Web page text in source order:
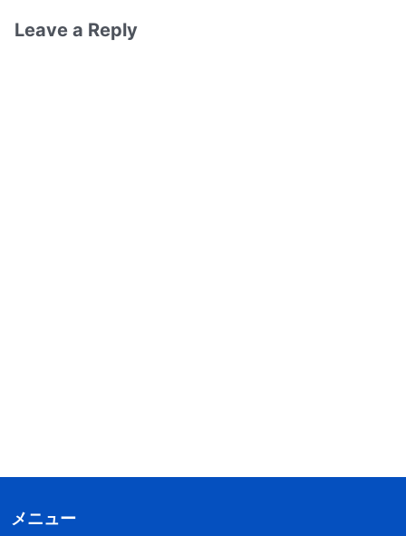
Leave a Reply
メニュー